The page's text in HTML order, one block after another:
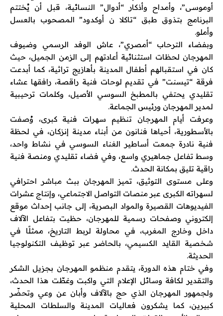
أوموسى”، وأمداح وأذكار “أدوال” النسائية، قبل أن يُختتم
البرنامج بتذوق طبق “تاكلا ن أوكدود” المصحوب بالعسل
وأملو.
وبفضاء الترحاب “أمصري”، عاش الوفد الرسمي وضيوف
المهرجان لحظات استثنائية أعادتهم إلى الزمن الجميل، حيث
كان في استقبالهم أطفال المدينة بأهازيج تراثية، كما أبدعت
فرقة “تيسنت” في تقديم لوحات فنية راقصة، رافقها عشاء
تقليدي يحتفي بالمطبخ السوسي الأصيل، وكلمات ترحيبية
لمدير المهرجان ورئيس الجماعة.
وعرفت أيام المهرجان تنظيم سهرات فنية كبرى، وُصفت
بالأسطورية، أحياها فنانون من أبناء مدينة إنزكان، في لحظة
فنية نادرة جمعت أساطير الغناء السوسي في نشاط واحد،
وسط تفاعل جماهيري واسع، وفي فضاء تقليدي ومنصة فنية
راقية تليق بمكانة الحدث.
وعلى مستوى التوثيق، تميز المهرجان ببث مباشر احترافي
لسهراته الكبرى عبر منصات التواصل الاجتماعي، وإنتاج عشرات
الفيديوهات القصيرة والمواد البصرية، إلى جانب إحداث موقع
إلكتروني وصفحات رسمية للمهرجان، حظيت بتفاعل الآلاف
داخل وخارج المغرب، في محاولة لربط التاريخ، ممثلًا في
شخصية القايد الكسيمي، بالحاضر عبر توظيف التكنولوجيا
الحديثة.
وفي ختام هذه الدورة، يتقدم منظمو المهرجان بجزيل الشكر
والتقدير لكافة وسائل الإعلام التي واكبت وغطّت هذا الحدث،
ولجمهور المهرجان الذي حج بالآلاف وأبان عن وعي وتحضّر
كبيرين، كما يشكرون فعاليات المدينة والسلطات المحلية